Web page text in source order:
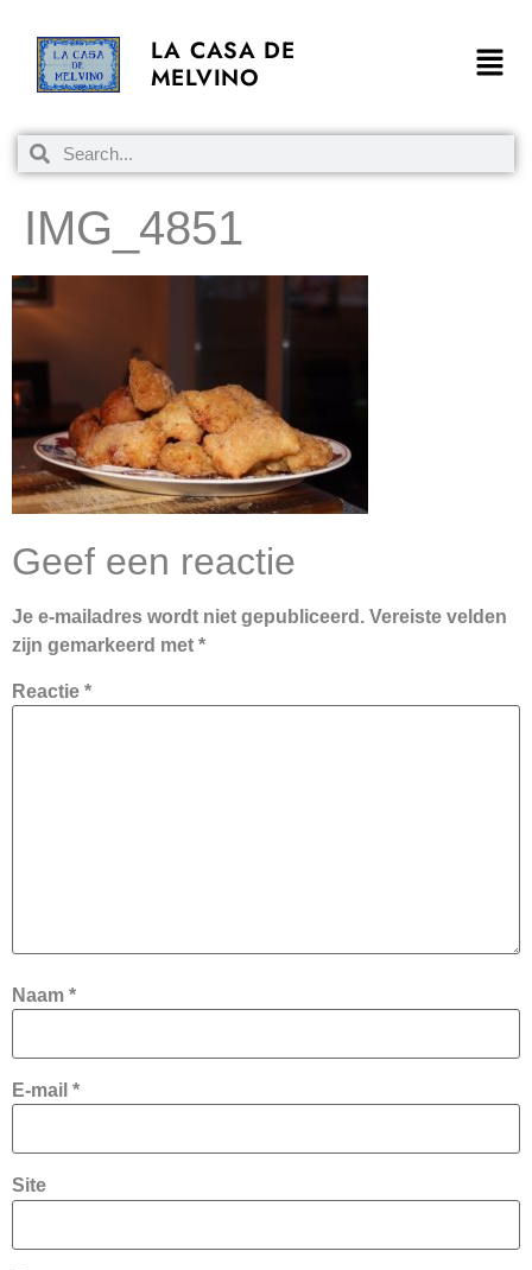
LA CASA DE
MELVINO
IMG_4851
Geef een reactie
Je e-mailadres wordt niet gepubliceerd. Vereiste velden
zijn gemarkeerd met *
Reactie *
Naam *
E-mail *
Site